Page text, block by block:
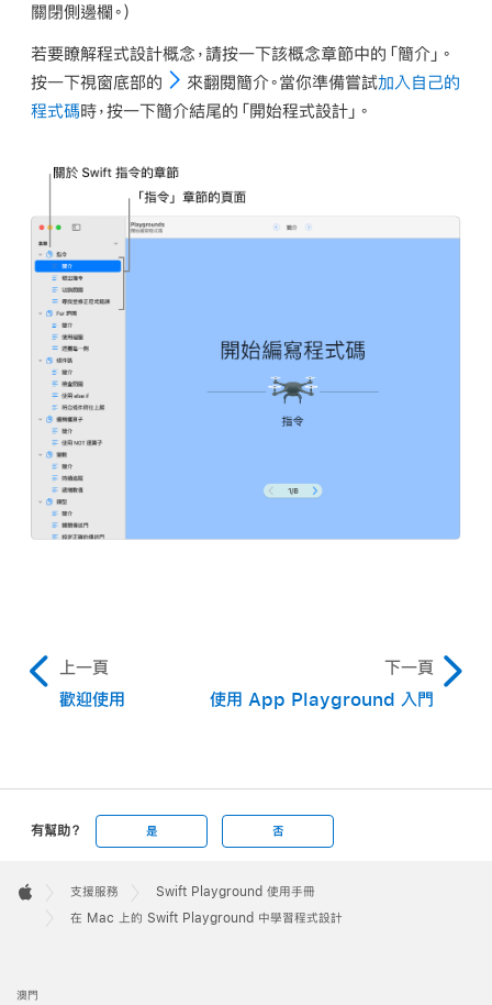
關閉側邊欄。）
若要瞭解程式設計概念，請按一下該概念章節中的「簡介」。
按一下視窗底部的
來翻閱簡介。當你準備嘗試加入自己的
程式碼時，按一下簡介結尾的「開始程式設計」。
上一頁
歡迎使用
下一頁
使用 App Playground 入門
有幫助？ 是 否
Footer

Apple
支援服務
Swift Playground 使用手冊
在 Mac 上的 Swift Playground 中學習程式設計
澳門